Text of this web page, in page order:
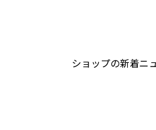
ショップの新着ニ